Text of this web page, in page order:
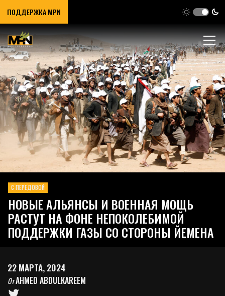
ПОДДЕРЖКА MPN
С ПЕРЕДОВОЙ
НОВЫЕ АЛЬЯНСЫ И ВОЕННАЯ МОЩЬ
РАСТУТ НА ФОНЕ НЕПОКОЛЕБИМОЙ
ПОДДЕРЖКИ ГАЗЫ СО СТОРОНЫ ЙЕМЕНА
22 МАРТА, 2024
ОтAHMED ABDULKAREEM